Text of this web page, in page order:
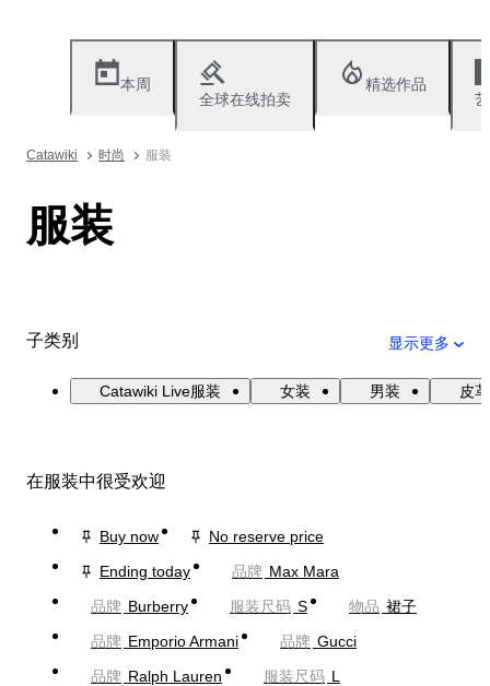
本周
全球在线拍卖
精选作品
Catawiki 时尚 服装
服装
子类别 显示更多
Catawiki Live服装 女装 男装 皮
在服装中很受欢迎
Buy now
No reserve price
Ending today
品牌 Max Mara
品牌 Burberry 服装尺码 S 物品 裙子
品牌 Emporio Armani 品牌 Gucci
品牌 Ralph Lauren 服装尺码 L